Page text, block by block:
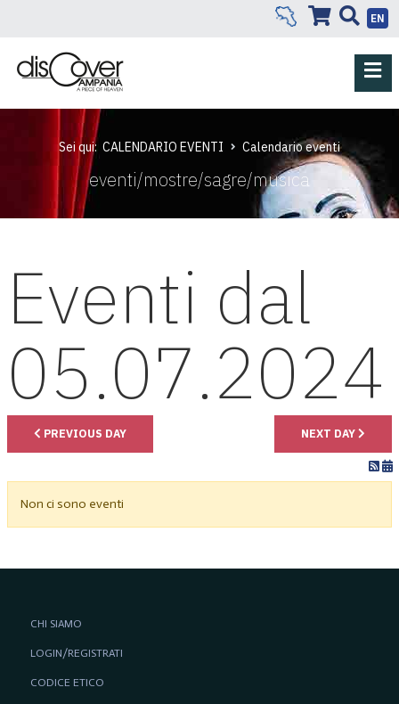
EN
Sei qui: CALENDARIO EVENTI Calendario eventi
eventi/mostre/sagre/musica
Eventi dal
05.07.2024
PREVIOUS DAY NEXT DAY
Non ci sono eventi
CHI SIAMO
LOGIN/REGISTRATI
CODICE ETICO